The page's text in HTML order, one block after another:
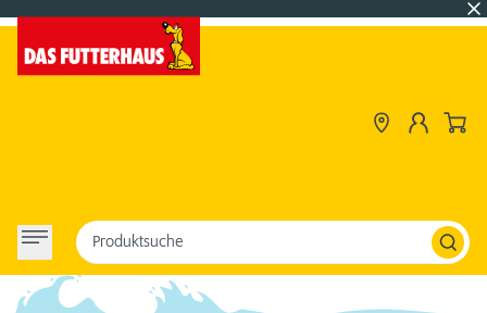
Produktsuche